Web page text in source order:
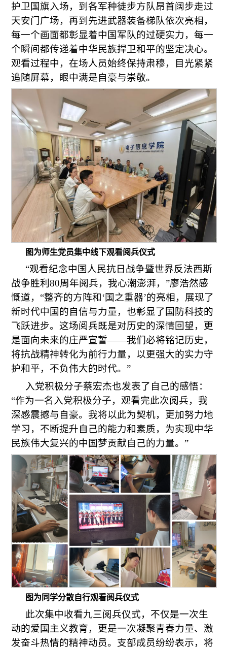
护卫国旗入场，到各军种徒步方队昂首阔步走过
天安门广场，再到先进武器装备梯队依次亮相，
每一个画面都彰显着中国军队的过硬实力，每一
个瞬间都传递着中华民族捍卫和平的坚定决心。
观看过程中，在场人员始终保持肃穆，目光紧紧
追随屏幕，眼中满是自豪与崇敬。
图为师生党员集中线下观看阅兵仪式
“观看纪念中国人民抗日战争暨世界反法西斯
战争胜利80周年阅兵，我心潮澎湃，”廖浩然感
慨道，“整齐的方阵和‘国之重器’的亮相，展现了
新时代中国的自信与力量，也彰显了国防科技的
飞跃进步。这场阅兵既是对历史的深情回望，更
是面向未来的庄严宣誓——我们必将铭记历史，
将抗战精神转化为前行力量，以更强大的实力守
护和平，不负伟大的时代。”
入党积极分子蔡宏杰也发表了自己的感悟：
“作为一名入党积极分子，观看完此次阅兵，我
深感震撼与自豪。我将以此为契机，更加努力地
学习，不断提升自己的能力和素质，为实现中华
民族伟大复兴的中国梦贡献自己的力量。”
图为同学分散自行观看阅兵仪式
此次集中收看九三阅兵仪式，不仅是一次生
动的爱国主义教育，更是一次凝聚青春力量、激
发奋斗热情的精神动员。支部成员纷纷表示，将